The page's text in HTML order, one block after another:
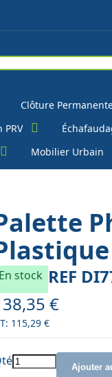
Clôture
PRV
Mobilier Urbain
En stock REF
€
115,29 €
Ajouter